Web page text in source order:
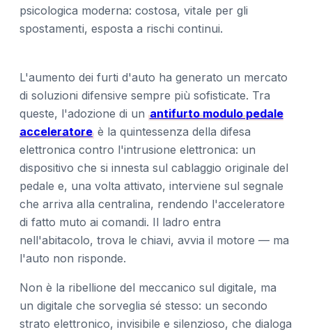
psicologica moderna: costosa, vitale per gli
spostamenti, esposta a rischi continui.
L'aumento dei furti d'auto ha generato un mercato
di soluzioni difensive sempre più sofisticate. Tra
queste, l'adozione di un antifurto modulo pedale
acceleratoreè la quintessenza della difesa
elettronica contro l'intrusione elettronica: un
dispositivo che si innesta sul cablaggio originale del
pedale e, una volta attivato, interviene sul segnale
che arriva alla centralina, rendendo l'acceleratore
di fatto muto ai comandi. Il ladro entra
nell'abitacolo, trova le chiavi, avvia il motore — ma
l'auto non risponde.
Non è la ribellione del meccanico sul digitale, ma
un digitale che sorveglia sé stesso: un secondo
strato elettronico, invisibile e silenzioso, che dialoga